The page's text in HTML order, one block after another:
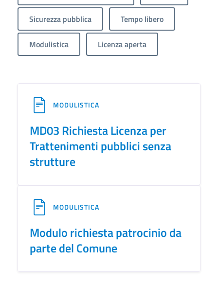
Sicurezza pubblica Tempo libero
Modulistica Licenza aperta
MODULISTICA
MD03 Richiesta Licenza per
Trattenimenti pubblici senza
strutture
MODULISTICA
Modulo richiesta patrocinio da
parte del Comune